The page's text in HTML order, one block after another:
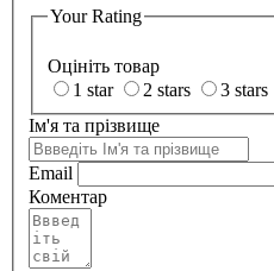
Your Rating
Оцініть товар
1 star
2 stars 3 stars
Ім'я та прізвище
Email
Коментар